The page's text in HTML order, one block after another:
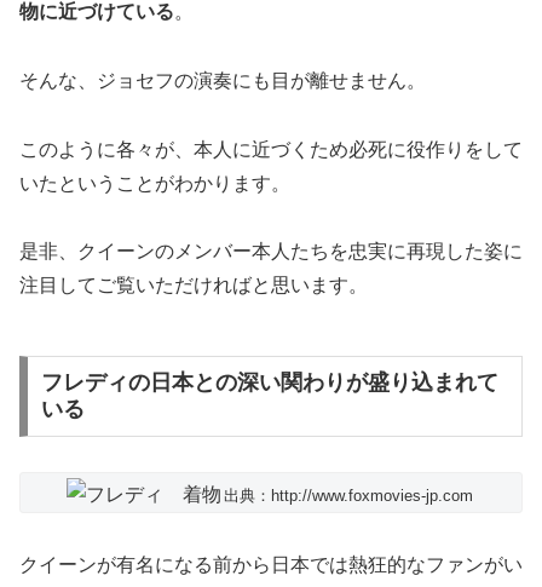
物に近づけている。
そんな、ジョセフの演奏にも目が離せません。
このように各々が、本人に近づくため必死に役作りをして
いたということがわかります。
是非、クイーンのメンバー本人たちを忠実に再現した姿に
注目してご覧いただければと思います。
フレディの日本との深い関わりが盛り込まれて
いる
出典：http://www.foxmovies-jp.com
クイーンが有名になる前から日本では熱狂的なファンがい